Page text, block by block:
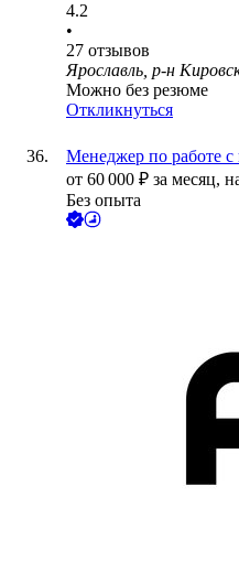
4.2
•
27 отзывов
Ярославль, р-н
Можно без резюме
Откликнуться
Менеджер по работе с
от 60 000 ₽ за месяц,
Без опыта